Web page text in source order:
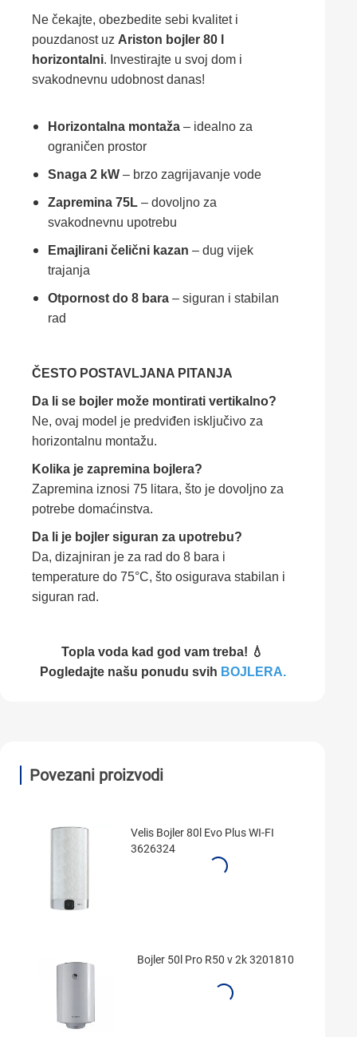
Ne čekajte, obezbedite sebi kvalitet i
pouzdanost uz Ariston bojler 80 l
horizontalni. Investirajte u svoj dom i
svakodnevnu udobnost danas!
Horizontalna montaža – idealno za
ograničen prostor
Snaga 2 kW – brzo zagrijavanje vode
Zapremina 75L – dovoljno za
svakodnevnu upotrebu
Emajlirani čelični kazan – dug vijek
trajanja
Otpornost do 8 bara – siguran i stabilan
rad
ČESTO POSTAVLJANA PITANJA
Da li se bojler može montirati vertikalno?
Ne, ovaj model je predviđen isključivo za
horizontalnu montažu.
Kolika je zapremina bojlera?
Zapremina iznosi 75 litara, što je dovoljno za
potrebe domaćinstva.
Da li je bojler siguran za upotrebu?
Da, dizajniran je za rad do 8 bara i
temperature do 75°C, što osigurava stabilan i
siguran rad.
Topla voda kad god vam treba! 💧
Pogledajte našu ponudu svih BOJLERA.
Povezani proizvodi
Velis Bojler 80l Evo Plus WI-FI
3626324
Bojler 50l Pro R50 v 2k 3201810